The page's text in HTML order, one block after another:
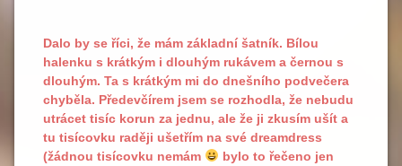
Dalo by se říci, že mám základní šatník. Bílou
halenku s krátkým i dlouhým rukávem a černou s
dlouhým. Ta s krátkým mi do dnešního podvečera
chyběla. Předevčírem jsem se rozhodla, že nebudu
utrácet tisíc korun za jednu, ale že ji zkusím ušít a
tu tisícovku raději ušetřím na své dreamdress
(žádnou tisícovku nemám
bylo to řečeno jen